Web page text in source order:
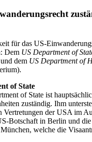
für das US-
Dem US Department of
dem US Department of
of State
of State ist
zuständig. Ihm
Vertretungen der USA im
Botschaft in Berlin und
welche die